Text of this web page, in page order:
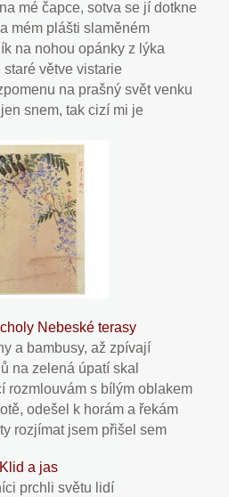
mé čapce, sotva se jí dotkne
mém plášti slaměném
na nohou opánky z lýka
staré větve vistarie
na prašný svět venku
snem, tak cizí mi je
Nebeské terasy
a bambusy, až zpívají
na zelená úpatí skal
rozmlouvám s bílým oblakem
odešel k horám a řekám
rozjímat jsem přišel sem
Klid a jas
prchli světu lidí